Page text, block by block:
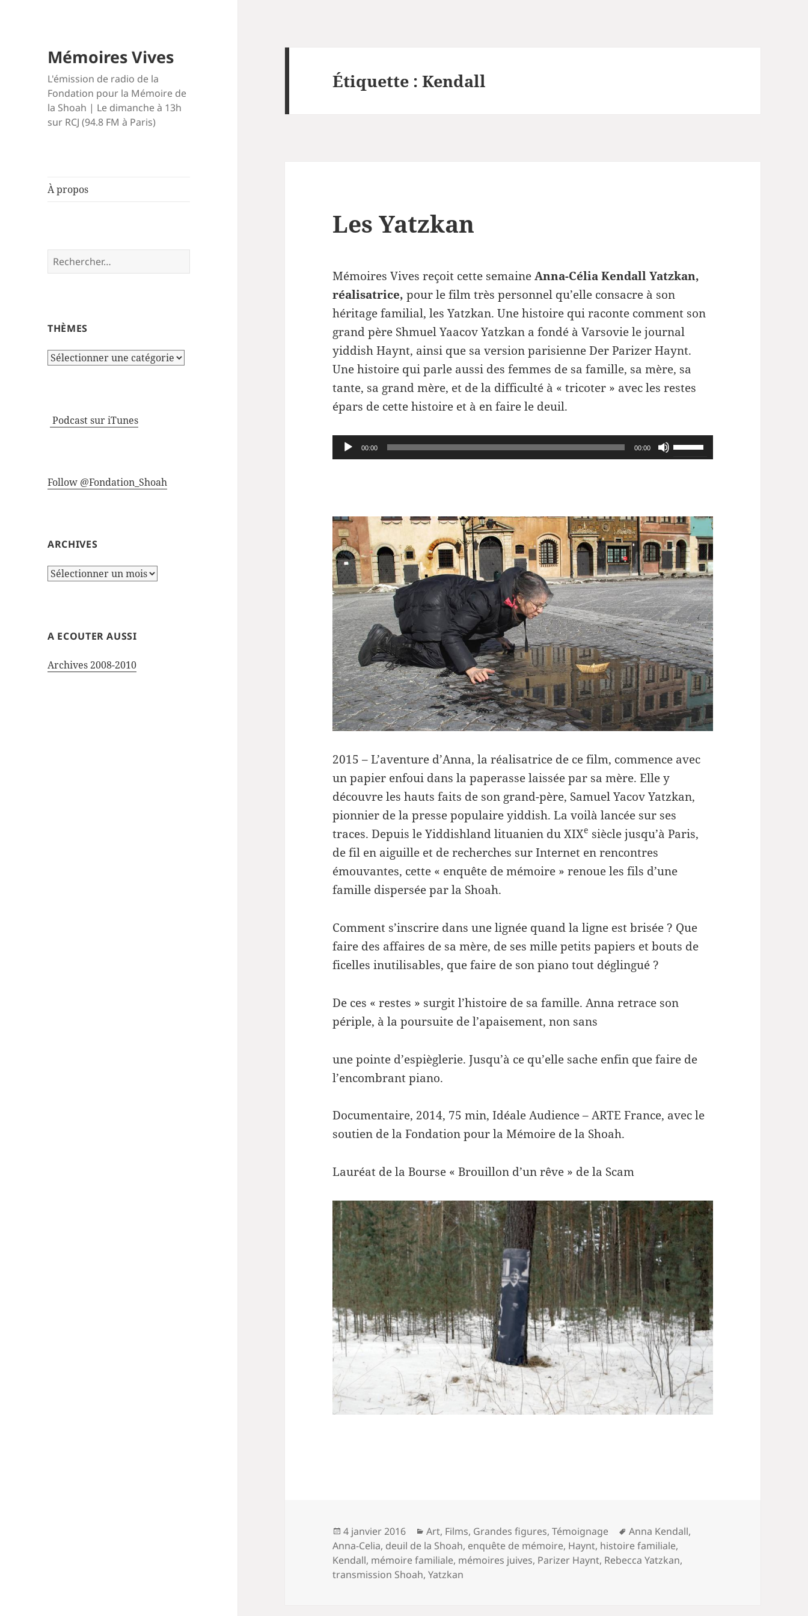
Mémoires Vives
L'émission de radio de la
Fondation pour la Mémoire de
la Shoah | Le dimanche à 13h
sur RCJ (94.8 FM à Paris)
À propos
Rechercher :
THÈMES
Thèmes
Podcast sur iTunes
Follow @Fondation_Shoah
ARCHIVES
Archives
A ECOUTER AUSSI
Archives 2008-2010
Étiquette :Kendall
Les Yatzkan
Mémoires Vives reçoit cette semaineAnna-Célia Kendall Yatzkan,
réalisatrice, pour le film très personnel qu’elle consacre à son
héritage familial, les Yatzkan. Une histoire qui raconte comment son
grand père Shmuel Yaacov Yatzkan a fondé à Varsovie le journal
yiddish Haynt, ainsi que sa version parisienne Der Parizer Haynt.
Une histoire qui parle aussi des femmes de sa famille, sa mère, sa
tante, sa grand mère, et de la difficulté à « tricoter » avec les restes
épars de cette histoire et à en faire le deuil.
Lecteur
audio
00:00 00:00
Utilisez
les
pour
augmenter
ou
diminuer
le
volume.
2015 –L’aventure d’Anna, la réalisatrice de ce film, commence avec
un papier enfoui dans la paperasse laissée par sa mère. Elle y
découvre les hauts faits de son grand-père, Samuel Yacov Yatzkan,
pionnier de la presse populaire yiddish. La voilà lancée sur ses
traces. Depuis le Yiddishland lituanien du XIXe siècle jusqu’à Paris,
de fil en aiguille et de recherches sur Internet en rencontres
émouvantes, cette « enquête de mémoire » renoue les fils d’une
famille dispersée par la Shoah.
Comment s’inscrire dans une lignée quand la ligne est brisée ? Que
faire des affaires de sa mère, de ses mille petits papiers et bouts de
ficelles inutilisables, que faire de son piano tout déglingué ?
De ces « restes » surgit l’histoire de sa famille. Anna retrace son
périple, à la poursuite de l’apaisement, non sans
une pointe d’espièglerie. Jusqu’à ce qu’elle sache enfin que faire de
l’encombrant piano.
Documentaire, 2014, 75 min, Idéale Audience – ARTE France, avec le
soutien de la Fondation pour la Mémoire de la Shoah.
Lauréat de la Bourse « Brouillon d’un rêve » de la Scam
Publié
le
4 janvier 2016 Catégories
Art, Films, Grandes figures,Témoignage
Mots-
clés
Anna Kendall,
Anna-Celia, deuil de la Shoah, enquête de mémoire, Haynt, histoire familiale,
Kendall, mémoire familiale, mémoires juives, Parizer Haynt, Rebecca Yatzkan,
transmission Shoah,Yatzkan